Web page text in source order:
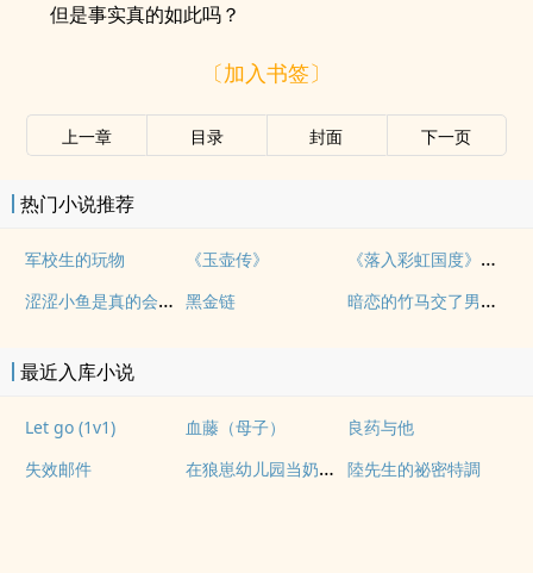
但是事实真的如此吗？
〔加入书签〕
上一章 目录 封面 下一页
热门小说推荐
军校生的玩物 《玉壶传》
《落入彩虹国度》穿越+西幻+言情
涩涩小鱼是真的会被干透 黑金链 暗恋的竹马交了男朋友（bg，弯掰直，1v2）
最近入库小说
Let go (1v1) 血藤（母子）
良药与他
失效邮件
在狼崽幼儿园当奶爸的日常 陸先生的祕密特調